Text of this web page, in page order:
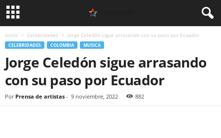
Inicio Celebridades Jorge Celedón sigue arrasando con su paso por Ecuador
CELEBRIDADES COLOMBIA MUSICA
Jorge Celedón sigue arrasando
con su paso por Ecuador
Por Prensa de artistas - 9 noviembre, 2022 882